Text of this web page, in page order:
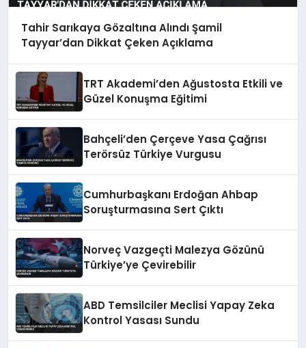
Tahir Sarıkaya Gözaltına Alındı Şamil
Tayyar’dan Dikkat Çeken Açıklama
TRT Akademi’den Ağustosta Etkili ve
Güzel Konuşma Eğitimi
Bahçeli’den Çerçeve Yasa Çağrısı
Terörsüz Türkiye Vurgusu
Cumhurbaşkanı Erdoğan Ahbap
Soruşturmasına Sert Çıktı
Norveç Vazgeçti Malezya Gözünü
Türkiye’ye Çevirebilir
ABD Temsilciler Meclisi Yapay Zeka
Kontrol Yasası Sundu